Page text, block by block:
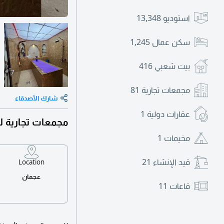
استوديو 13,348
سكن عمال 1,245
بيت شعبي 416
مجمعات تجارية 81
عقارات دولية 1
مخيمات 1
قيد الإنشاء 21
قاعات 11
شارك الأصدقاء
مجمعات تجارية
Location
عجمان